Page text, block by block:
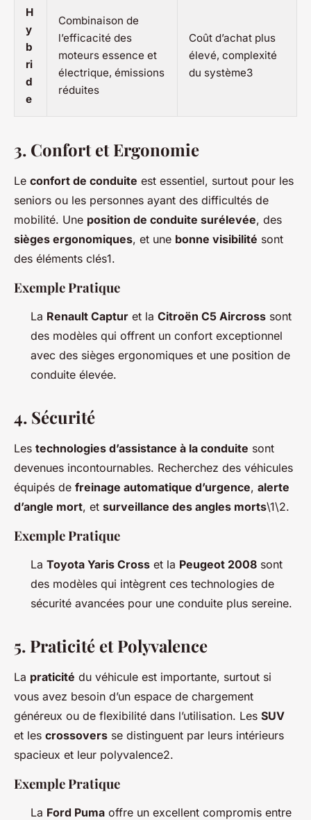
H
y
b
ri
d
e
Combinaison de
l’efficacité des
moteurs essence et
électrique, émissions
réduites
Coût d’achat plus
élevé, complexité
du système3
3. Confort et Ergonomie
Le confort de conduite est essentiel, surtout pour les
seniors ou les personnes ayant des difficultés de
mobilité. Une position de conduite surélevée, des
sièges ergonomiques, et une bonne visibilité sont
des éléments clés1.
Exemple Pratique
La Renault Captur et la Citroën C5 Aircross sont
des modèles qui offrent un confort exceptionnel
avec des sièges ergonomiques et une position de
conduite élevée.
4. Sécurité
Les technologies d’assistance à la conduite sont
devenues incontournables. Recherchez des véhicules
équipés de freinage automatique d’urgence, alerte
d’angle mort, et surveillance des angles morts\1\2.
Exemple Pratique
La Toyota Yaris Cross et la Peugeot 2008 sont
des modèles qui intègrent ces technologies de
sécurité avancées pour une conduite plus sereine.
5. Praticité et Polyvalence
La praticité du véhicule est importante, surtout si
vous avez besoin d’un espace de chargement
généreux ou de flexibilité dans l’utilisation. Les SUV
et les crossovers se distinguent par leurs intérieurs
spacieux et leur polyvalence2.
Exemple Pratique
La Ford Puma offre un excellent compromis entre